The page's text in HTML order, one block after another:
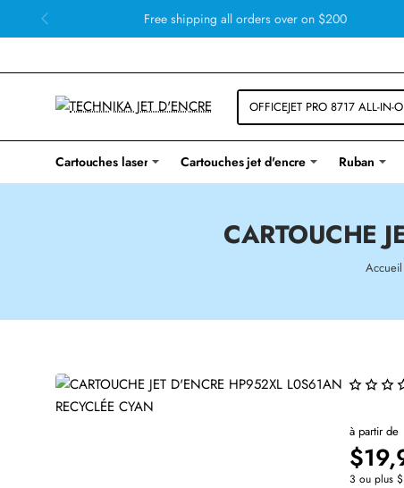
Free shipping all orders over on $200
Cartouches laser Cartouches jet d'encre Ruban
CARTOUCHE
Accueil
à partir de
3 ou plus